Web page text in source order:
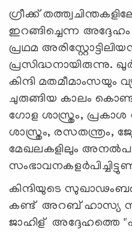
ഗ്രീക്ക്
ഇറങ്ങിച്ചെന്ന
പ്രഥമ
പ്രസിദ്ധനായിരുന്നു.
കിന്ദി മതമീമാംസയും
ചുരുങ്ങിയ കാലം കൊണ്ട്
ഗോള ശാസ്ത്രം, പ്രകാശ
ശാസ്ത്രം, രസതന്ത്രം,
മേഖലകളിലും
കിന്ദിയുടെ
കണ്ട് അറബ് ഹാസ്യ
ജാഹിള്